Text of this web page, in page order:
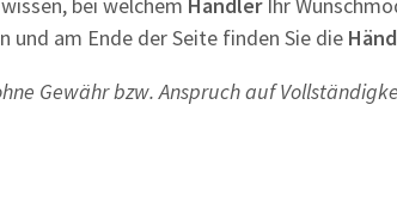
und am Ende der Seite finden Sie die
Gewähr bzw. Anspruch auf